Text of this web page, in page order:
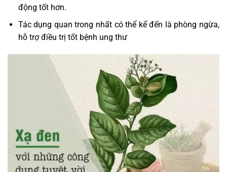
động tốt hơn.
Tác dụng quan trong nhất có thể kể đến là phòng ngừa,
hỗ trợ điều trị tốt bệnh ung thư